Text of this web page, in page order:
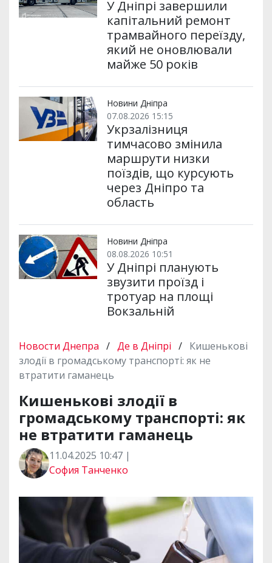
У Дніпрі завершили
капітальний ремонт
трамвайного переїзду,
який не оновлювали
майже 50 років
Новини Дніпра
07.08.2026 15:15
Укрзалізниця
тимчасово змінила
маршрути низки
поїздів, що курсують
через Дніпро та
область
Новини Дніпра
08.08.2026 10:51
У Дніпрі планують
звузити проїзд і
тротуар на площі
Вокзальній
Новости Днепра / Де в Дніпрі / Кишенькові
злодії в громадському транспорті: як не
втратити гаманець
Кишенькові злодії в
громадському транспорті: як
не втратити гаманець
11.04.2025 10:47 |
София Танченко